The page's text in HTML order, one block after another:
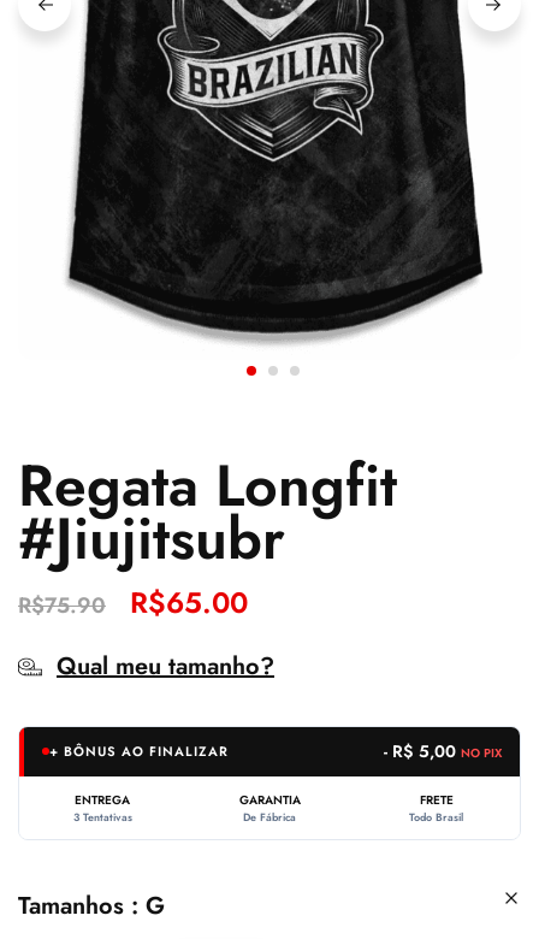
Regata Longfit
#Jiujitsubr
R$75.90 R$65.00
Qual meu tamanho?
+ BÔNUS AO FINALIZAR - R$ 5,00 NO PIX
ENTREGA
3 Tentativas
GARANTIA
De Fábrica
FRETE
Todo Brasil
Tamanhos G